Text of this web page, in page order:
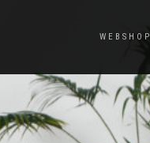
WEBSHOP